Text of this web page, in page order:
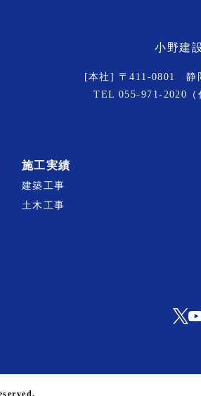
小野建
[本社] 〒411-0801 静
TEL055-971-2020
施工実績
建築工事
土木工事